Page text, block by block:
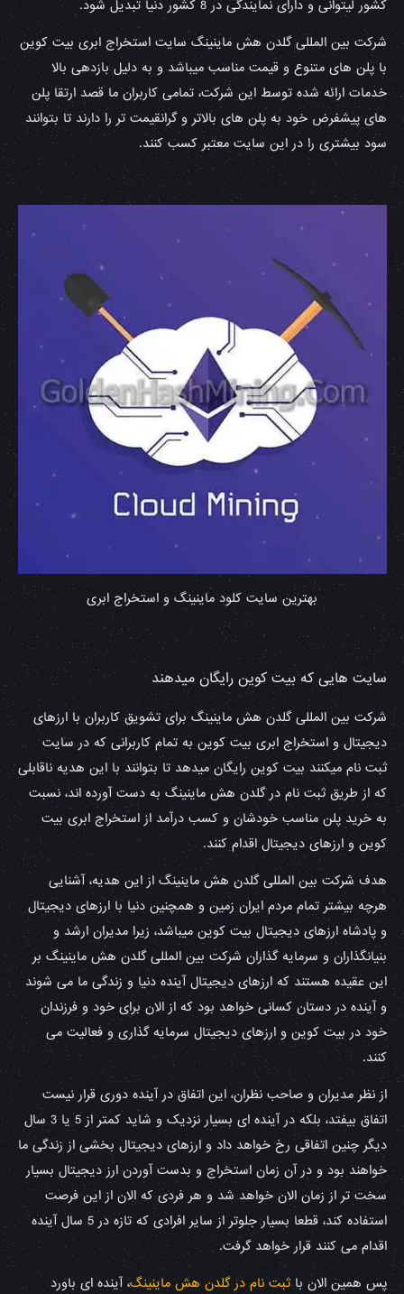
کشور لیتوانی و دارای نمایندگی در 8 کشور دنیا تبدیل شود.
شرکت بین المللی گلدن هش ماینینگ سایت استخراج ابری بیت کوین
با پلن های متنوع و قیمت مناسب میباشد و به دلیل بازدهی بالا
خدمات ارائه شده توسط این شرکت، تمامی کاربران ما قصد ارتقا پلن
های پیشفرض خود به پلن های بالاتر و گرانقیمت تر را دارند تا بتوانند
سود بیشتری را در این سایت معتبر کسب کنند.
بهترین سایت کلود ماینینگ و استخراج ابری
سایت هایی که بیت کوین رایگان میدهند
شرکت بین المللی گلدن هش ماینینگ برای تشویق کاربران با ارزهای
دیجیتال و استخراج ابری بیت کوین به تمام کاربرانی که در سایت
ثبت نام میکنند بیت کوین رایگان میدهد تا بتوانند با این هدیه ناقابلی
که از طریق ثبت نام در گلدن هش ماینینگ به دست آورده اند، نسبت
به خرید پلن مناسب خودشان و کسب درآمد از استخراج ابری بیت
کوین و ارزهای دیجیتال اقدام کنند.
هدف شرکت بین المللی گلدن هش ماینینگ از این هدیه، آشنایی
هرچه بیشتر تمام مردم ایران زمین و همچنین دنیا با ارزهای دیجیتال
و پادشاه ارزهای دیجیتال بیت کوین میباشد، زیرا مدیران ارشد و
بنیانگذاران و سرمایه گذاران شرکت بین المللی گلدن هش ماینینگ بر
این عقیده هستند که ارزهای دیجیتال آینده دنیا و زندگی ما می شوند
و آینده در دستان کسانی خواهد بود که از الان برای خود و فرزندان
خود در بیت کوین و ارزهای دیجیتال سرمایه گذاری و فعالیت می
کنند.
از نظر مدیران و صاحب نظران، این اتفاق در آینده دوری قرار نیست
اتفاق بیفتد، بلکه در آینده ای بسیار نزدیک و شاید کمتر از 5 یا 3 سال
دیگر چنین اتفاقی رخ خواهد داد و ارزهای دیجیتال بخشی از زندگی ما
خواهند بود و در آن زمان استخراج و بدست آوردن ارز دیجیتال بسیار
سخت تر از زمان الان خواهد شد و هر فردی که الان از این فرصت
استفاده کند، قطعا بسیار جلوتر از سایر افرادی که تازه در 5 سال آینده
اقدام می کنند قرار خواهد گرفت.
پس همین الان باثبت نام در گلدن هش ماینینگ، آینده ای باورد